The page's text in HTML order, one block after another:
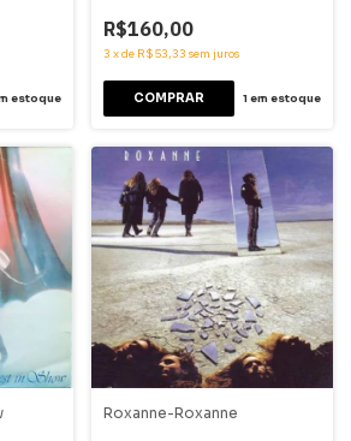
estoque
R$160,00
3 xde R$53,33 sem juros
1em estoque
Roxanne-Roxanne